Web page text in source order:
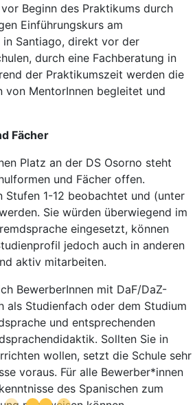
Beginn des Praktikums durch
Einführungskurs am
Santiago, direkt vor der
durch eine Fachberatung in
der Praktikumszeit werden die
von MentorInnen begleitet und
Fächer
Platz an der DS Osorno steht
und Fächer offen.
Stufen 1-12 beobachtet und (unter
Sie würden überwiegend im
eingesetzt, können
jedoch auch in anderen
aktiv mitarbeiten.
BewerberInnen mit DaF/DaZ-
als Studienfach oder dem Studium
und entsprechenden
Sollten Sie in
wollen, setzt die Schule sehr
voraus. Für alle Bewerber*innen
des Spanischen zum